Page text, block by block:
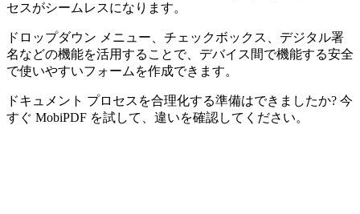
セスがシームレスになります。
ドロップダウン メニュー、チェックボックス、デジタル署
名などの機能を活用することで、デバイス間で機能する安全
で使いやすいフォームを作成できます。
ドキュメント プロセスを合理化する準備はできましたか? 今
すぐ MobiPDF を試して、違いを確認してください。